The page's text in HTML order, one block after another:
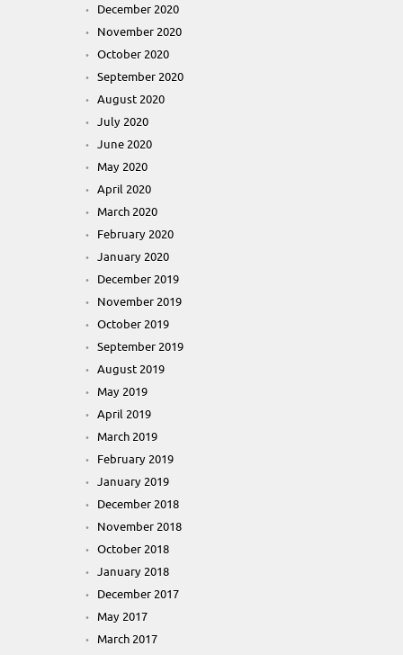
December 2020
November 2020
October 2020
September 2020
August 2020
July 2020
June 2020
May 2020
April 2020
March 2020
February 2020
January 2020
December 2019
November 2019
October 2019
September 2019
August 2019
May 2019
April 2019
March 2019
February 2019
January 2019
December 2018
November 2018
October 2018
January 2018
December 2017
May 2017
March 2017